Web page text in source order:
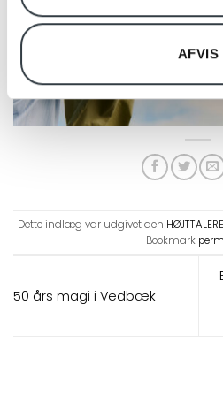
AFVIS
Dette indlæg var udgivet den HØJTTALERE
Bookmark
50 års magi i Vedbæk